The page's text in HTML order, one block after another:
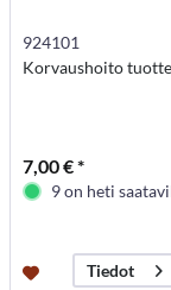
924101
Korvaushoito
7,00 € *
9 on heti
Tiedot